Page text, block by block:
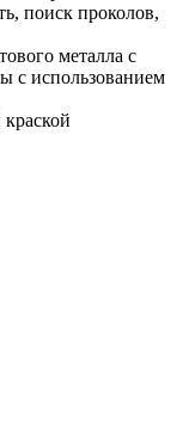
поиск проколов,
металла с
с использованием